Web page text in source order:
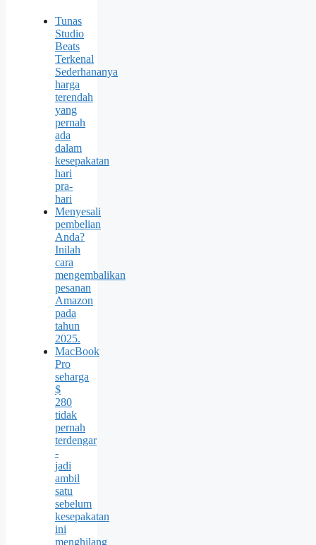
Tunas
Studio
Beats
Terkenal
Sederhananya
harga
terendah
yang
pernah
ada
dalam
kesepakatan
hari
pra-
hari
Menyesali
pembelian
Anda?
Inilah
cara
mengembalikan
pesanan
Amazon
pada
tahun
2025.
MacBook
Pro
seharga
$
280
tidak
pernah
terdengar
-
jadi
ambil
satu
sebelum
kesepakatan
ini
menghilang